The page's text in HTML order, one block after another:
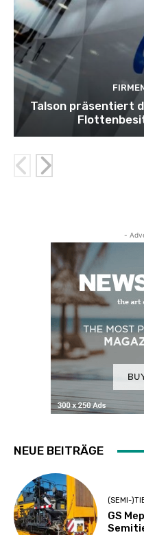
Talson präsentiert
-
NEUE BEITRÄGE
(SEMI-
GS